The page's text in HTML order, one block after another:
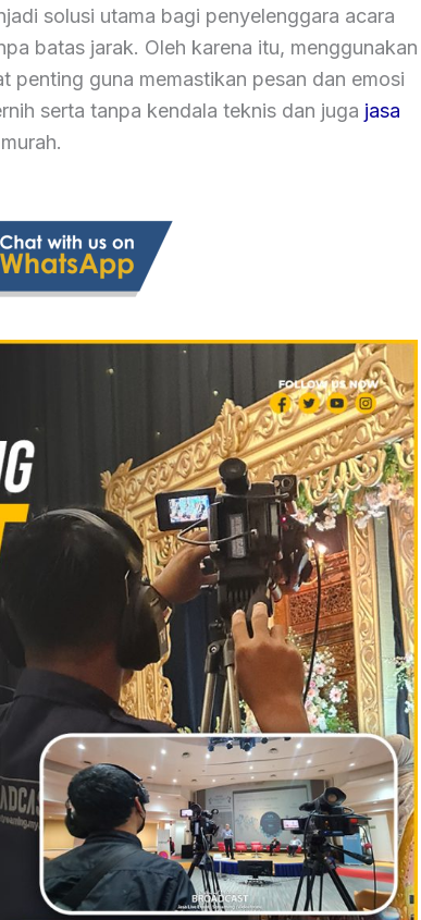
solusi utama bagi penyelenggara acara
batas jarak. Oleh karena itu, menggunakan
penting guna memastikan pesan dan emosi
serta tanpa kendala teknis dan juga jasa
murah.